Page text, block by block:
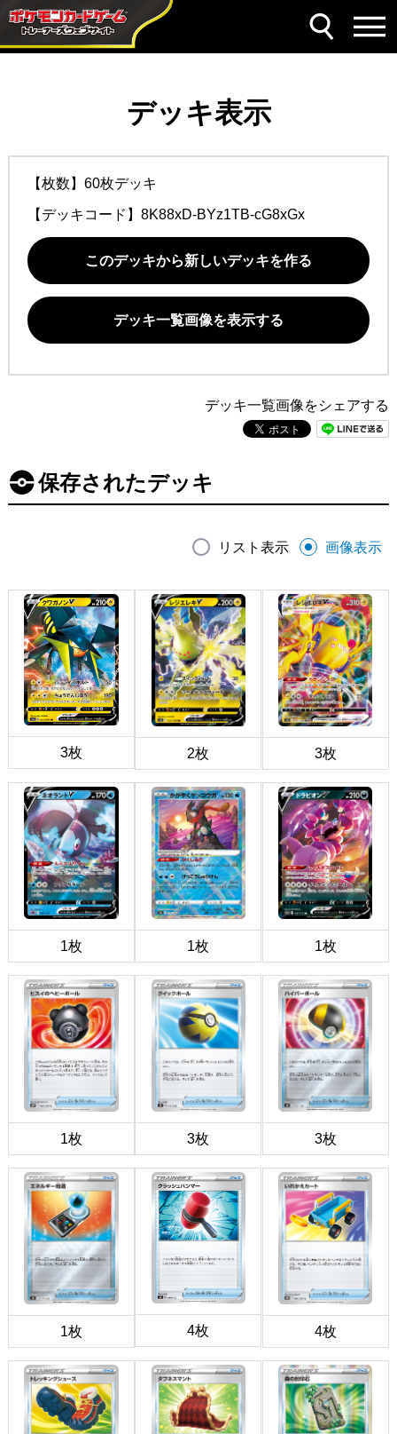
デッキ表示
【枚数】60枚デッキ
【デッキコード】 8K88xD-BYz1TB-cG8xGx
このデッキから新しいデッキを作る
デッキ一覧画像を表示する
デッキ一覧画像をシェアする
保存されたデッキ
リスト表示 画像表示
3枚 2枚 3枚
1枚 1枚 1枚
1枚 3枚 3枚
1枚 4枚 4枚